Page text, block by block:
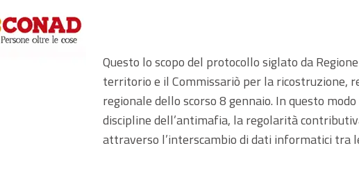
Questo lo scopo del protocollo siglato da
territorio e il Commissariò per la ricostruzione,
regionale dello scorso 8 gennaio. In questo
discipline dell’antimafia, la regolarità
attraverso l’interscambio di dati informatici tra